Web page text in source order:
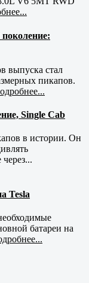
выпуска стал
пикапов.
Single Cab
в истории. Он
Tesla
батареи на